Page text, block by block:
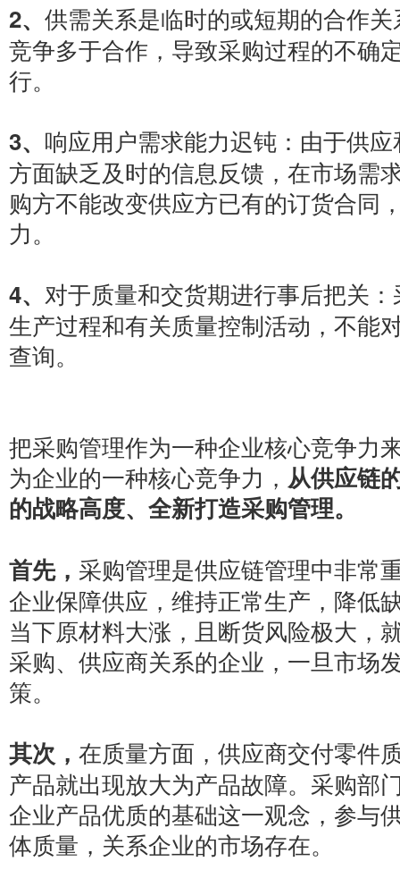
2、 供需关系是临时的或短期的合作
竞争多于合作，导致采购过程的不确
行。
3、 响应用户需求能力迟钝：由于供
方面缺乏及时的信息反馈，在市场需
购方不能改变供应方已有的订货合同
力。
4、 对于质量和交货期进行事后把关
生产过程和有关质量控制活动，不能
查询。
把采购管理作为一种企业核心竞争力
为企业的一种核心竞争力， 从供应链
的战略高度、全新打造采购管理。
首先， 采购管理是供应链管理中非常
企业保障供应，维持正常生产，降低
当下原材料大涨，且断货风险极大，
采购、供应商关系的企业，一旦市场
策。
其次， 在质量方面，供应商交付零件
产品就出现放大为产品故障。采购部
企业产品优质的基础这一观念，参与
体质量，关系企业的市场存在。